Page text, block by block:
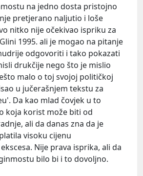
na jedno dosta pristojno
pretjerano naljutio i loše
nitko nije očekivao ispriku za
1995. ali je mogao na pitanje
odgovoriti i tako pokazati
drukčije nego što je mislio
malo o toj svojoj političkoj
u jučerašnjem tekstu za
Da kao mlad čovjek u to
koja korist može biti od
ali da danas zna da je
visoku cijenu
Nije prava isprika, ali da
bilo bi i to dovoljno.